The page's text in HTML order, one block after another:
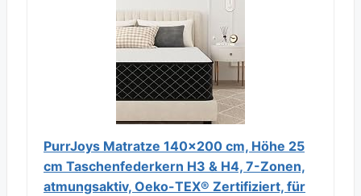
PurrJoys Matratze 140x200 cm, Höhe 25
cm Taschenfederkern H3 & H4, 7-Zonen,
atmungsaktiv, Oeko-TEX® Zertifiziert, für